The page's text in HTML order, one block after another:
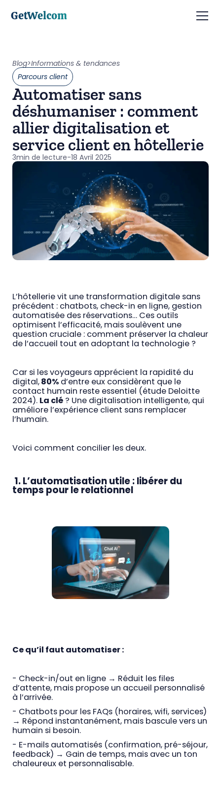
GetWelcom
Blog>Informations & tendances
Parcours client
Automatiser sans
déshumaniser : comment
allier digitalisation et
service client en hôtellerie
3min de lecture-18 Avril 2025
L’hôtellerie vit une transformation digitale sans
précédent : chatbots, check-in en ligne, gestion
automatisée des réservations… Ces outils
optimisent l’efficacité, mais soulèvent une
question cruciale : comment préserver la chaleur
de l’accueil tout en adoptant la technologie ?
Car si les voyageurs apprécient la rapidité du
digital,80% d’entre eux considèrent que le
contact humain reste essentiel (étude Deloitte
2024). La clé ? Une digitalisation intelligente, qui
améliore l’expérience client sans remplacer
l’humain.
Voici comment concilier les deux.
1. L’automatisation utile : libérer du
temps pour le relationnel
Ce qu’il faut automatiser :
- Check-in/out en ligne → Réduit les files
d’attente, mais propose un accueil personnalisé
à l’arrivée.
- Chatbots pour les FAQs (horaires, wifi, services)
→ Répond instantanément, mais bascule vers un
humain si besoin.
- E-mails automatisés (confirmation, pré-séjour,
feedback) → Gain de temps, mais avec un ton
chaleureux et personnalisable.